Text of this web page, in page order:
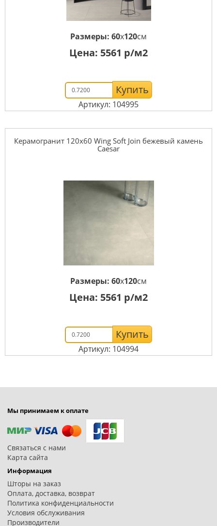
Размеры: 60x120см
Цена: 5561 р/м2
Купить
Артикул: 104995
Керамогранит 120x60 Wing Soft Join бежевый камень
Caesar
Размеры: 60x120см
Цена: 5561 р/м2
Купить
Артикул: 104994
Мы принимаем к оплате
Связаться с нами
Карта сайта
Информация
Шторы на заказ
Оплата, доставка, возврат
Политика конфиденциальности
Условия обслуживания
Производители